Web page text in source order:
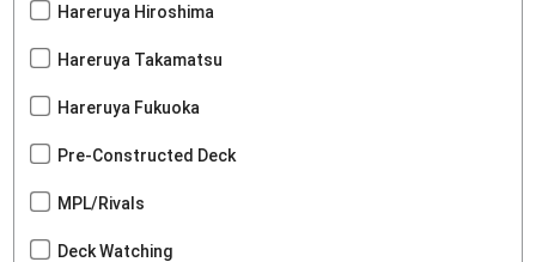
Hareruya Hiroshima
Hareruya Takamatsu
Hareruya Fukuoka
Pre-Constructed Deck
MPL/Rivals
Deck Watching